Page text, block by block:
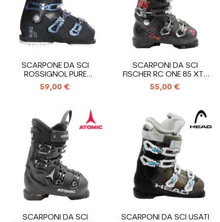
SCARPONE DA SCI
ROSSIGNOL PURE
COMFORT
59,00 €
SCARPONI DA SCI
FISCHER RC ONE 85 XTR
HV USATI
55,00 €
SCARPONI DA SCI
SCARPONI DA SCI USATI